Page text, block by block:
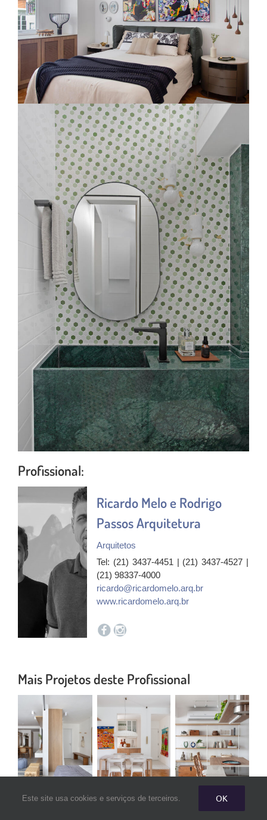
Profissional:
Ricardo Melo e Rodrigo
Passos Arquitetura
Arquitetos
Tel: (21) 3437-4451 | (21) 3437-4527 |
(21) 98337-4000
ricardo@ricardomelo.arq.br
www.ricardomelo.arq.br
Mais Projetos deste Profissional
Apê de 50m² com
Apartamento
Renovação e
Este site usa cookies e serviços de terceiros. OK